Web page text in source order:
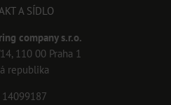
A SÍDLO
company s.r.o.
110 00 Praha 1
republika